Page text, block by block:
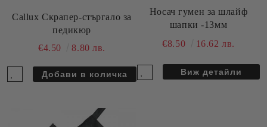
Callux Скрaпер-стъргало за
педикюр
€4.50
8.80 лв.
Носач гумен за шлайф
шапки -13мм
€8.50
16.62 лв.
Виж детайли